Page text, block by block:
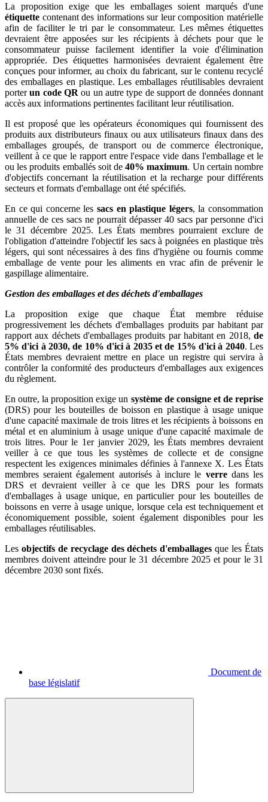
La proposition exige que les emballages soient marqués d'une
étiquette contenant des informations sur leur composition matérielle
afin de faciliter le tri par le consommateur. Les mêmes étiquettes
devraient être apposées sur les récipients à déchets pour que le
consommateur puisse facilement identifier la voie d'élimination
appropriée. Des étiquettes harmonisées devraient également être
conçues pour informer, au choix du fabricant, sur le contenu recyclé
des emballages en plastique. Les emballages réutilisables devraient
porterun code QR ou un autre type de support de données donnant
accès aux informations pertinentes facilitant leur réutilisation.
Il est proposé que les opérateurs économiques qui fournissent des
produits aux distributeurs finaux ou aux utilisateurs finaux dans des
emballages groupés, de transport ou de commerce électronique,
veillent à ce que le rapport entre l'espace vide dans l'emballage et le
ou les produits emballés soit de40% maximum. Un certain nombre
d'objectifs concernant la réutilisation et la recharge pour différents
secteurs et formats d'emballage ont été spécifiés.
En ce qui concerne les sacs en plastique légers, la consommation
annuelle de ces sacs ne pourrait dépasser 40 sacs par personne d'ici
le 31 décembre 2025. Les États membres pourraient exclure de
l'obligation d'atteindre l'objectif les sacs à poignées en plastique très
légers, qui sont nécessaires à des fins d'hygiène ou fournis comme
emballage de vente pour les aliments en vrac afin de prévenir le
gaspillage alimentaire.
Gestion des emballages et des déchets d'emballages
La proposition exige que chaque État membre réduise
progressivement les déchets d'emballages produits par habitant par
rapport aux déchets d'emballages produits par habitant en 2018, de
5% d'ici à 2030, de 10% d'ici à 2035 et de 15% d'ici à 2040. Les
États membres devraient mettre en place un registre qui servira à
contrôler la conformité des producteurs d'emballages aux exigences
du règlement.
En outre, la proposition exige un système de consigne et de reprise
(DRS) pour les bouteilles de boisson en plastique à usage unique
d'une capacité maximale de trois litres et les récipients à boissons en
métal et en aluminium à usage unique d'une capacité maximale de
trois litres. Pour le 1er janvier 2029, les États membres devraient
veiller à ce que tous les systèmes de collecte et de consigne
respectent les exigences minimales définies à l'annexe X. Les États
membres seraient également autorisés à inclure le verredans les
DRS et devraient veiller à ce que les DRS pour les formats
d'emballages à usage unique, en particulier pour les bouteilles de
boissons en verre à usage unique, lorsque cela est techniquement et
économiquement possible, soient également disponibles pour les
emballages réutilisables.
Les objectifs de recyclage des déchets d'emballages que les États
membres doivent atteindre pour le 31 décembre 2025 et pour le 31
décembre 2030 sont fixés.
Document de
base législatif